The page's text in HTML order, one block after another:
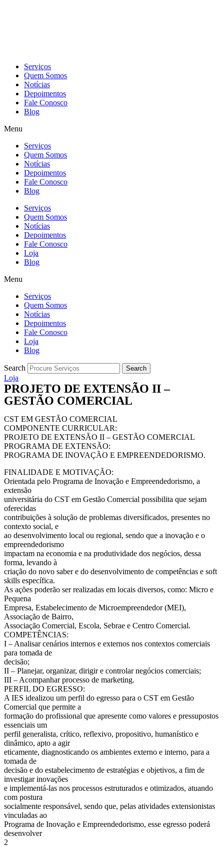
Serviços
Quem Somos
Notícias
Depoimentos
Fale Conosco
Blog
Menu
Serviços
Quem Somos
Notícias
Depoimentos
Fale Conosco
Blog
Serviços
Quem Somos
Notícias
Depoimentos
Fale Conosco
Loja
Blog
Menu
Serviços
Quem Somos
Notícias
Depoimentos
Fale Conosco
Loja
Blog
Search Search
Loja
PROJETO DE EXTENSÃO II –
GESTÃO COMERCIAL
CST EM GESTÃO COMERCIAL
COMPONENTE CURRICULAR:
PROJETO DE EXTENSÃO II – GESTÃO COMERCIAL
PROGRAMA DE EXTENSÃO:
PROGRAMA DE INOVAÇÃO E EMPREENDEDORISMO.
FINALIDADE E MOTIVAÇÃO:
Orientada pelo Programa de Inovação e Empreendedorismo, a
extensão
universitária do CST em Gestão Comercial possibilita que sejam
oferecidas
contribuições à solução de problemas diversificados, presentes no
contexto social, e
ao desenvolvimento local ou regional, sendo que a inovação e o
empreendedorismo
impactam na economia e na produtividade dos negócios, dessa
forma, levando à
criação do novo saber e do desenvolvimento de competências e soft
skills específica.
As ações poderão ser realizadas em locais diversos, como: Micro e
Pequena
Empresa, Estabelecimento de Microempreendedor (MEI),
Associação de Bairro,
Associação Comercial, Escola, Sebrae e Centro Comercial.
COMPETÊNCIAS:
I – Analisar cenários internos e externos nos contextos comerciais
para tomada de
decisão;
II – Planejar, organizar, dirigir e controlar negócios comerciais;
III – Acompanhar processo de marketing.
PERFIL DO EGRESSO:
A IES idealizou um perfil do egresso para o CST em Gestão
Comercial que permite a
formação do profissional que apresente como valores e pressupostos
essenciais um
perfil generalista, crítico, reflexivo, propositivo, humanístico e
dinâmico, apto a agir
eticamente, diagnosticando os ambientes externo e interno, para a
tomada de
decisão e do estabelecimento de estratégias e objetivos, a fim de
investigar inovações
e implementá-las nos processos estruturados e otimizados, atuando
com postura
socialmente responsável, sendo que, pelas atividades extensionistas
vinculadas ao
Programa de Inovação e Empreendedorismo, esse egresso poderá
desenvolver
2